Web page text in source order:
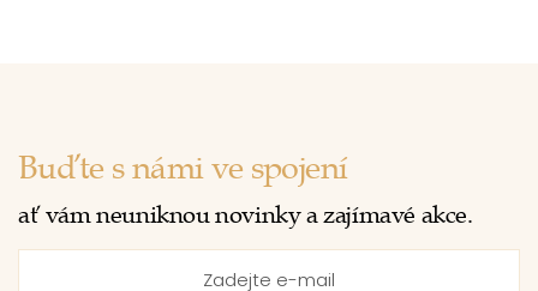
Buďte s námi ve spojení
ať vám neuniknou novinky a zajímavé akce.